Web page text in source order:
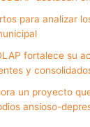
para analizar
fortalece su
y
un proyecto
ansioso-